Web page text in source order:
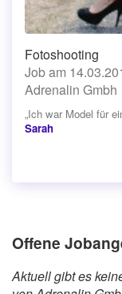
Fotoshooting
Job am
Adrenalin Gmbh
„Ich war Model für
Sarah
Offene
Aktuell gibt es